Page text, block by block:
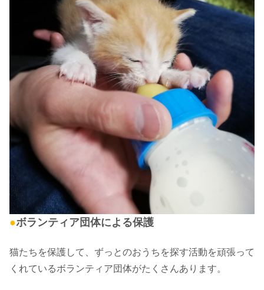
●ボランティア団体による保護
猫たちを保護して、ずっとのおうちを探す活動を頑張って
くれているボランティア団体がたくさんあります。